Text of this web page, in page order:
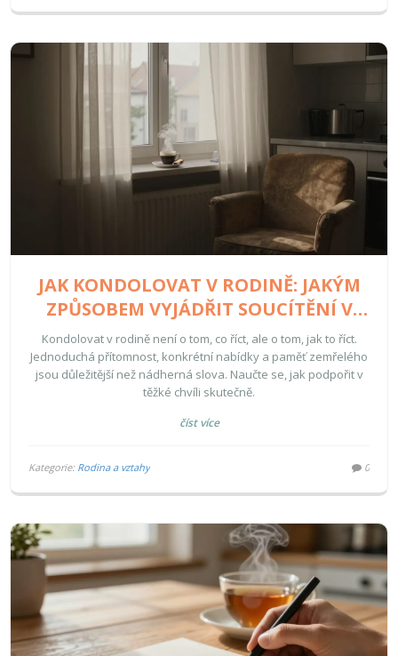
JAK KONDOLOVAT V RODINĚ: JAKÝM
ZPŮSOBEM VYJÁDŘIT SOUCÍTĚNÍ V
TĚŽKÉ CHVÍLI
Kondolovat v rodině není o tom, co říct, ale o tom, jak to říct.
Jednoduchá přítomnost, konkrétní nabídky a paměť zemřelého
jsou důležitější než nádherná slova. Naučte se, jak podpořit v
těžké chvíli skutečně.
číst více
Kategorie: Rodina a vztahy 0